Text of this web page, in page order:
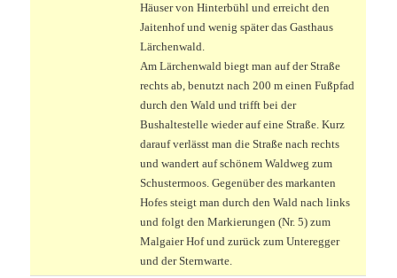
Häuser von Hinterbühl und erreicht den
Jaitenhof und wenig später das Gasthaus
Lärchenwald.
Am Lärchenwald biegt man auf der Straße
rechts ab, benutzt nach 200 m einen Fußpfad
durch den Wald und trifft bei der
Bushaltestelle wieder auf eine Straße. Kurz
darauf verlässt man die Straße nach rechts
und wandert auf schönem Waldweg zum
Schustermoos. Gegenüber des markanten
Hofes steigt man durch den Wald nach links
und folgt den Markierungen (Nr. 5) zum
Malgaier Hof und zurück zum Unteregger
und der Sternwarte.